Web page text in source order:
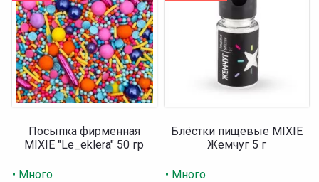
Посыпка фирменная
MIXIE "Le_eklera" 50 гр
• Много
Блёстки пищевые MIXIE
Жемчуг 5 г
• Много